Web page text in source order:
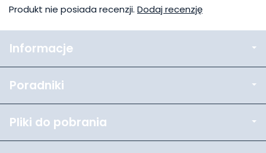
Produkt nie posiada recenzji. Dodaj recenzję
Informacje
Poradniki
Pliki do pobrania